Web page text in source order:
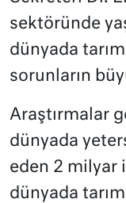
sektöründe
dünyada
sorunların
Araştırmalar
dünyada
eden 2 milyar
dünyada